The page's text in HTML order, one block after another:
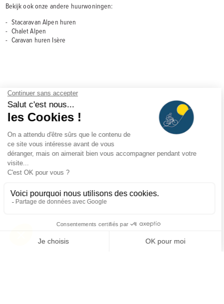
Bekijk ook onze andere huurwoningen:
Stacaravan Alpen huren
Chalet Alpen
Caravan huren Isère